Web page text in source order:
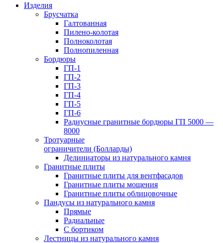
Изделия
Брусчатка
Галтованная
Пилено-колотая
Полноколотая
Полнопиленная
Бордюры
ГП-1
ГП-2
ГП-3
ГП-4
ГП-5
ГП-6
Радиусные гранитные бордюры ГП 5000 —
8000
Тротуарные
ограничители (Болларды)
Делиниаторы из натурального камня
Гранитные плиты
Гранитные плиты для вентфасадов
Гранитные плиты мощения
Гранитные плиты облицовочные
Пандусы из натурального камня
Прямые
Радиальные
С бортиком
Лестницы из натурального камня